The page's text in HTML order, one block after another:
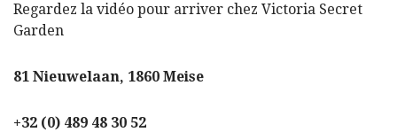
Regardez la vidéo pour arriver chez Victoria Secret
Garden
81 Nieuwelaan, 1860 Meise
+32 (0) 489 48 30 52